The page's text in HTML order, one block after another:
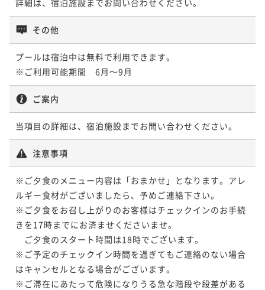
その他
プールは宿泊中は無料で利用できます。
※ご利用可能期間　6月～9月
ご案内
当項目の詳細は、宿泊施設までお問い合わせください。
注意事項
※ご夕食のメニュー内容は「おまかせ」となります。アレ
ルギー食材がございましたら、予めご連絡下さい。
※ご夕食をお召し上がりのお客様はチェックインのお手続
きを17時までにお済ませくださいませ。
ご夕食のスタート時間は18時でございます。
※ご予定のチェックイン時間を過ぎてもご連絡のない場合
はキャンセルとなる場合がございます。
※ご滞在にあたって危険になりうる急な階段や段差がある